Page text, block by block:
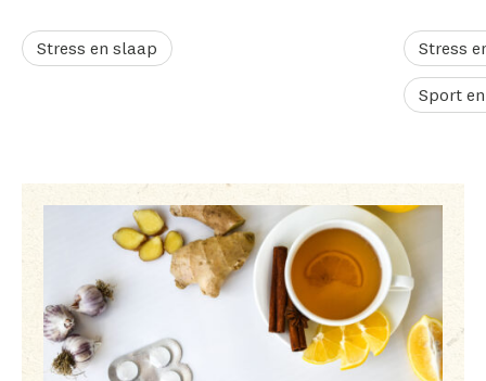
Stress en slaap Stress
Sport